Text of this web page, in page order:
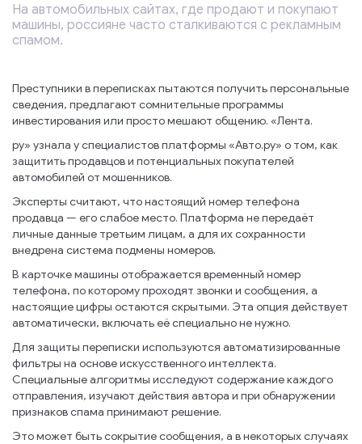
На автомобильных сайтах, где продают и покупают
машины, россияне часто сталкиваются с рекламным
спамом.
Преступники в переписках пытаются получить персональные
сведения, предлагают сомнительные программы
инвестирования или просто мешают общению. «Лента.
ру» узнала у специалистов платформы «Авто.ру» о том, как
защитить продавцов и потенциальных покупателей
автомобилей от мошенников.
Эксперты считают, что настоящий номер телефона
продавца — его слабое место. Платформа не передаёт
личные данные третьим лицам, а для их сохранности
внедрена система подмены номеров.
В карточке машины отображается временный номер
телефона, по которому проходят звонки и сообщения, а
настоящие цифры остаются скрытыми. Эта опция действует
автоматически, включать её специально не нужно.
Для защиты переписки используются автоматизированные
фильтры на основе искусственного интеллекта.
Специальные алгоритмы исследуют содержание каждого
отправления, изучают действия автора и при обнаружении
признаков спама принимают решение.
Это может быть сокрытие сообщения, а в некоторых случаях